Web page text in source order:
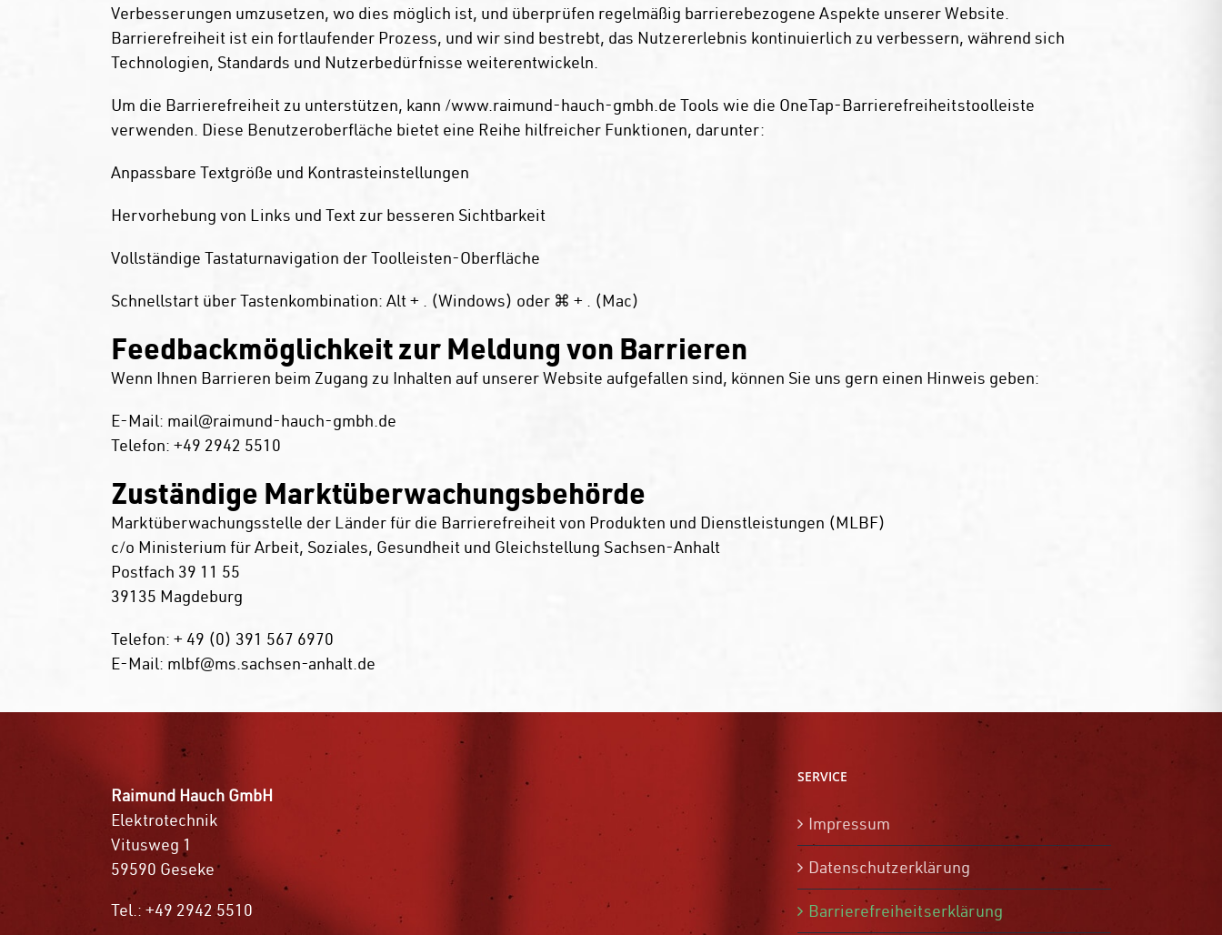
Verbesserungen umzusetzen, wo dies möglich ist, und überprüfen regelmäßig barrierebezogene Aspekte unserer Website.
Barrierefreiheit ist ein fortlaufender Prozess, und wir sind bestrebt, das Nutzererlebnis kontinuierlich zu verbessern, während sich
Technologien, Standards und Nutzerbedürfnisse weiterentwickeln.
Um die Barrierefreiheit zu unterstützen, kann /www.raimund-hauch-gmbh.de Tools wie die OneTap-Barrierefreiheitstoolleiste
verwenden. Diese Benutzeroberfläche bietet eine Reihe hilfreicher Funktionen, darunter:
Anpassbare Textgröße und Kontrasteinstellungen
Hervorhebung von Links und Text zur besseren Sichtbarkeit
Vollständige Tastaturnavigation der Toolleisten-Oberfläche
Schnellstart über Tastenkombination: Alt + . (Windows) oder ⌘ + . (Mac)
Feedbackmöglichkeit zur Meldung von Barrieren
Wenn Ihnen Barrieren beim Zugang zu Inhalten auf unserer Website aufgefallen sind, können Sie uns gern einen Hinweis geben:
E-Mail: mail@raimund-hauch-gmbh.de
Telefon: +49 2942 5510
Zuständige Marktüberwachungsbehörde
Marktüberwachungsstelle der Länder für die Barrierefreiheit von Produkten und Dienstleistungen (MLBF)
c/o Ministerium für Arbeit, Soziales, Gesundheit und Gleichstellung Sachsen-Anhalt
Postfach 39 11 55
39135 Magdeburg
Telefon: + 49 (0) 391 567 6970
E-Mail: mlbf@ms.sachsen-anhalt.de
Raimund Hauch GmbH
Elektrotechnik
Vitusweg 1
59590 Geseke
Tel.: +49 2942 5510
SERVICE
Impressum
Datenschutzerklärung
Barrierefreiheitserklärung